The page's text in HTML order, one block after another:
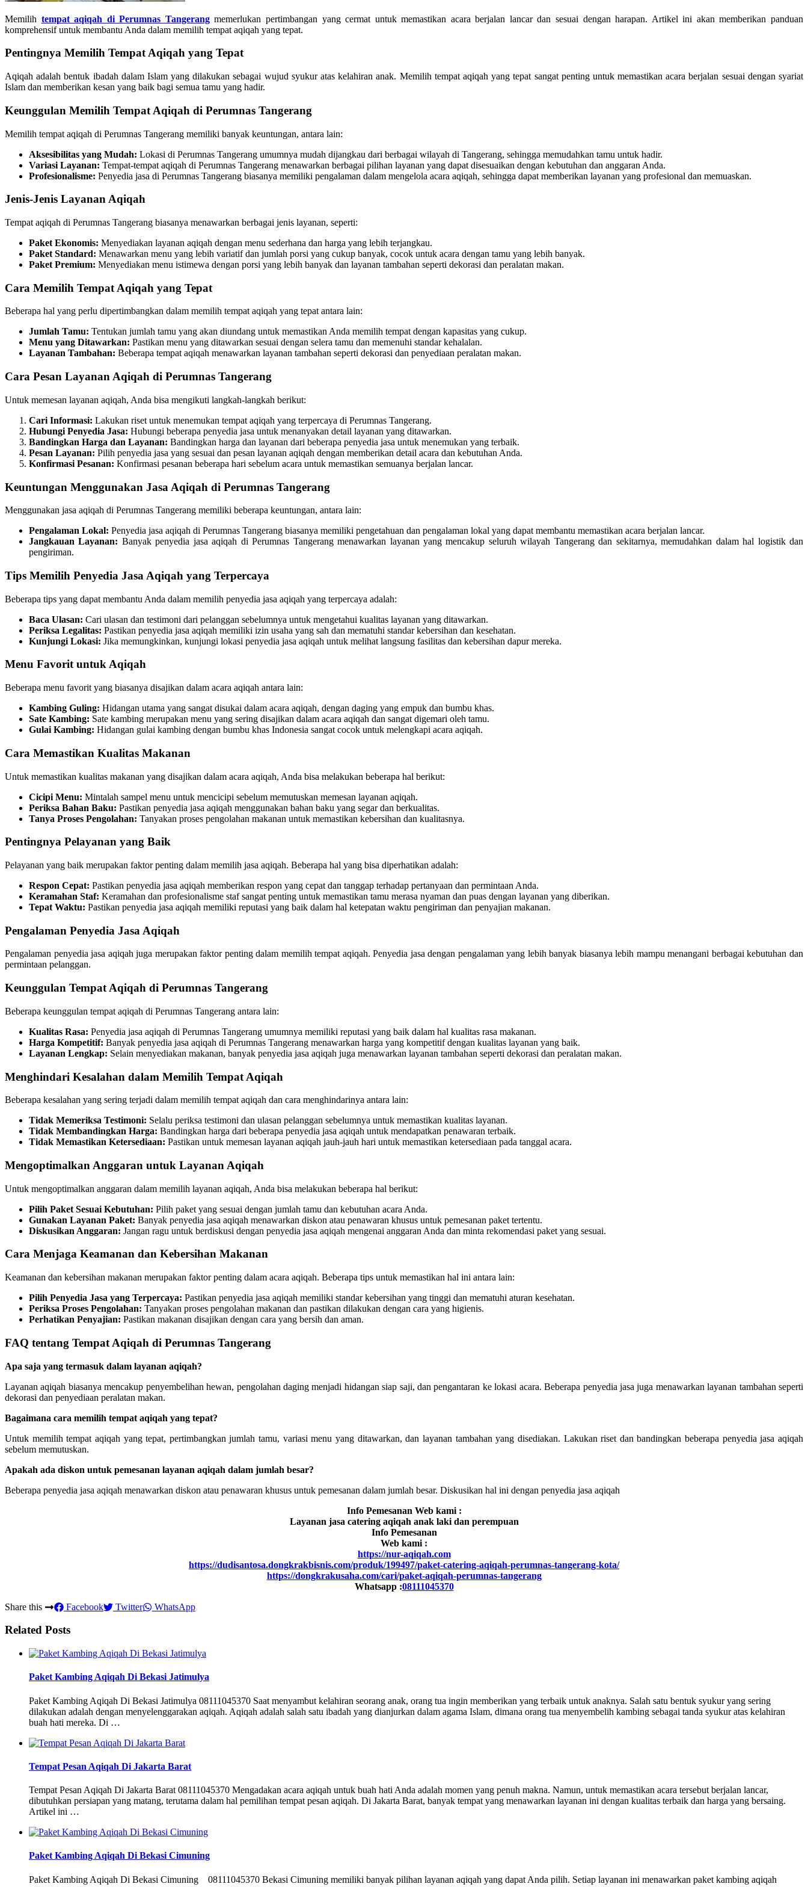
Memilih tempat aqiqah di Perumnas Tangerangmemerlukan pertimbangan yang cermat untuk memastikan acara berjalan lancar dan sesuai dengan harapan. Artikel ini akan memberikan panduan
komprehensif untuk membantu Anda dalam memilih tempat aqiqah yang tepat.
Pentingnya Memilih Tempat Aqiqah yang Tepat
Aqiqah adalah bentuk ibadah dalam Islam yang dilakukan sebagai wujud syukur atas kelahiran anak. Memilih tempat aqiqah yang tepat sangat penting untuk memastikan acara berjalan sesuai dengan syariat
Islam dan memberikan kesan yang baik bagi semua tamu yang hadir.
Keunggulan Memilih Tempat Aqiqah di Perumnas Tangerang
Memilih tempat aqiqah di Perumnas Tangerang memiliki banyak keuntungan, antara lain:
Aksesibilitas yang Mudah: Lokasi di Perumnas Tangerang umumnya mudah dijangkau dari berbagai wilayah di Tangerang, sehingga memudahkan tamu untuk hadir.
Variasi Layanan: Tempat-tempat aqiqah di Perumnas Tangerang menawarkan berbagai pilihan layanan yang dapat disesuaikan dengan kebutuhan dan anggaran Anda.
Profesionalisme: Penyedia jasa di Perumnas Tangerang biasanya memiliki pengalaman dalam mengelola acara aqiqah, sehingga dapat memberikan layanan yang profesional dan memuaskan.
Jenis-Jenis Layanan Aqiqah
Tempat aqiqah di Perumnas Tangerang biasanya menawarkan berbagai jenis layanan, seperti:
Paket Ekonomis: Menyediakan layanan aqiqah dengan menu sederhana dan harga yang lebih terjangkau.
Paket Standard: Menawarkan menu yang lebih variatif dan jumlah porsi yang cukup banyak, cocok untuk acara dengan tamu yang lebih banyak.
Paket Premium: Menyediakan menu istimewa dengan porsi yang lebih banyak dan layanan tambahan seperti dekorasi dan peralatan makan.
Cara Memilih Tempat Aqiqah yang Tepat
Beberapa hal yang perlu dipertimbangkan dalam memilih tempat aqiqah yang tepat antara lain:
Jumlah Tamu: Tentukan jumlah tamu yang akan diundang untuk memastikan Anda memilih tempat dengan kapasitas yang cukup.
Menu yang Ditawarkan: Pastikan menu yang ditawarkan sesuai dengan selera tamu dan memenuhi standar kehalalan.
Layanan Tambahan: Beberapa tempat aqiqah menawarkan layanan tambahan seperti dekorasi dan penyediaan peralatan makan.
Cara Pesan Layanan Aqiqah di Perumnas Tangerang
Untuk memesan layanan aqiqah, Anda bisa mengikuti langkah-langkah berikut:
Cari Informasi: Lakukan riset untuk menemukan tempat aqiqah yang terpercaya di Perumnas Tangerang.
Hubungi Penyedia Jasa: Hubungi beberapa penyedia jasa untuk menanyakan detail layanan yang ditawarkan.
Bandingkan Harga dan Layanan: Bandingkan harga dan layanan dari beberapa penyedia jasa untuk menemukan yang terbaik.
Pesan Layanan: Pilih penyedia jasa yang sesuai dan pesan layanan aqiqah dengan memberikan detail acara dan kebutuhan Anda.
Konfirmasi Pesanan: Konfirmasi pesanan beberapa hari sebelum acara untuk memastikan semuanya berjalan lancar.
Keuntungan Menggunakan Jasa Aqiqah di Perumnas Tangerang
Menggunakan jasa aqiqah di Perumnas Tangerang memiliki beberapa keuntungan, antara lain:
Pengalaman Lokal: Penyedia jasa aqiqah di Perumnas Tangerang biasanya memiliki pengetahuan dan pengalaman lokal yang dapat membantu memastikan acara berjalan lancar.
Jangkauan Layanan: Banyak penyedia jasa aqiqah di Perumnas Tangerang menawarkan layanan yang mencakup seluruh wilayah Tangerang dan sekitarnya, memudahkan dalam hal logistik dan
pengiriman.
Tips Memilih Penyedia Jasa Aqiqah yang Terpercaya
Beberapa tips yang dapat membantu Anda dalam memilih penyedia jasa aqiqah yang terpercaya adalah:
Baca Ulasan: Cari ulasan dan testimoni dari pelanggan sebelumnya untuk mengetahui kualitas layanan yang ditawarkan.
Periksa Legalitas: Pastikan penyedia jasa aqiqah memiliki izin usaha yang sah dan mematuhi standar kebersihan dan kesehatan.
Kunjungi Lokasi: Jika memungkinkan, kunjungi lokasi penyedia jasa aqiqah untuk melihat langsung fasilitas dan kebersihan dapur mereka.
Menu Favorit untuk Aqiqah
Beberapa menu favorit yang biasanya disajikan dalam acara aqiqah antara lain:
Kambing Guling: Hidangan utama yang sangat disukai dalam acara aqiqah, dengan daging yang empuk dan bumbu khas.
Sate Kambing: Sate kambing merupakan menu yang sering disajikan dalam acara aqiqah dan sangat digemari oleh tamu.
Gulai Kambing: Hidangan gulai kambing dengan bumbu khas Indonesia sangat cocok untuk melengkapi acara aqiqah.
Cara Memastikan Kualitas Makanan
Untuk memastikan kualitas makanan yang disajikan dalam acara aqiqah, Anda bisa melakukan beberapa hal berikut:
Cicipi Menu: Mintalah sampel menu untuk mencicipi sebelum memutuskan memesan layanan aqiqah.
Periksa Bahan Baku: Pastikan penyedia jasa aqiqah menggunakan bahan baku yang segar dan berkualitas.
Tanya Proses Pengolahan: Tanyakan proses pengolahan makanan untuk memastikan kebersihan dan kualitasnya.
Pentingnya Pelayanan yang Baik
Pelayanan yang baik merupakan faktor penting dalam memilih jasa aqiqah. Beberapa hal yang bisa diperhatikan adalah:
Respon Cepat: Pastikan penyedia jasa aqiqah memberikan respon yang cepat dan tanggap terhadap pertanyaan dan permintaan Anda.
Keramahan Staf: Keramahan dan profesionalisme staf sangat penting untuk memastikan tamu merasa nyaman dan puas dengan layanan yang diberikan.
Tepat Waktu: Pastikan penyedia jasa aqiqah memiliki reputasi yang baik dalam hal ketepatan waktu pengiriman dan penyajian makanan.
Pengalaman Penyedia Jasa Aqiqah
Pengalaman penyedia jasa aqiqah juga merupakan faktor penting dalam memilih tempat aqiqah. Penyedia jasa dengan pengalaman yang lebih banyak biasanya lebih mampu menangani berbagai kebutuhan dan
permintaan pelanggan.
Keunggulan Tempat Aqiqah di Perumnas Tangerang
Beberapa keunggulan tempat aqiqah di Perumnas Tangerang antara lain:
Kualitas Rasa: Penyedia jasa aqiqah di Perumnas Tangerang umumnya memiliki reputasi yang baik dalam hal kualitas rasa makanan.
Harga Kompetitif: Banyak penyedia jasa aqiqah di Perumnas Tangerang menawarkan harga yang kompetitif dengan kualitas layanan yang baik.
Layanan Lengkap: Selain menyediakan makanan, banyak penyedia jasa aqiqah juga menawarkan layanan tambahan seperti dekorasi dan peralatan makan.
Menghindari Kesalahan dalam Memilih Tempat Aqiqah
Beberapa kesalahan yang sering terjadi dalam memilih tempat aqiqah dan cara menghindarinya antara lain:
Tidak Memeriksa Testimoni: Selalu periksa testimoni dan ulasan pelanggan sebelumnya untuk memastikan kualitas layanan.
Tidak Membandingkan Harga: Bandingkan harga dari beberapa penyedia jasa aqiqah untuk mendapatkan penawaran terbaik.
Tidak Memastikan Ketersediaan: Pastikan untuk memesan layanan aqiqah jauh-jauh hari untuk memastikan ketersediaan pada tanggal acara.
Mengoptimalkan Anggaran untuk Layanan Aqiqah
Untuk mengoptimalkan anggaran dalam memilih layanan aqiqah, Anda bisa melakukan beberapa hal berikut:
Pilih Paket Sesuai Kebutuhan: Pilih paket yang sesuai dengan jumlah tamu dan kebutuhan acara Anda.
Gunakan Layanan Paket: Banyak penyedia jasa aqiqah menawarkan diskon atau penawaran khusus untuk pemesanan paket tertentu.
Diskusikan Anggaran: Jangan ragu untuk berdiskusi dengan penyedia jasa aqiqah mengenai anggaran Anda dan minta rekomendasi paket yang sesuai.
Cara Menjaga Keamanan dan Kebersihan Makanan
Keamanan dan kebersihan makanan merupakan faktor penting dalam acara aqiqah. Beberapa tips untuk memastikan hal ini antara lain:
Pilih Penyedia Jasa yang Terpercaya: Pastikan penyedia jasa aqiqah memiliki standar kebersihan yang tinggi dan mematuhi aturan kesehatan.
Periksa Proses Pengolahan: Tanyakan proses pengolahan makanan dan pastikan dilakukan dengan cara yang higienis.
Perhatikan Penyajian: Pastikan makanan disajikan dengan cara yang bersih dan aman.
FAQ tentang Tempat Aqiqah di Perumnas Tangerang
Apa saja yang termasuk dalam layanan aqiqah?
Layanan aqiqah biasanya mencakup penyembelihan hewan, pengolahan daging menjadi hidangan siap saji, dan pengantaran ke lokasi acara. Beberapa penyedia jasa juga menawarkan layanan tambahan seperti
dekorasi dan penyediaan peralatan makan.
Bagaimana cara memilih tempat aqiqah yang tepat?
Untuk memilih tempat aqiqah yang tepat, pertimbangkan jumlah tamu, variasi menu yang ditawarkan, dan layanan tambahan yang disediakan. Lakukan riset dan bandingkan beberapa penyedia jasa aqiqah
sebelum memutuskan.
Apakah ada diskon untuk pemesanan layanan aqiqah dalam jumlah besar?
Beberapa penyedia jasa aqiqah menawarkan diskon atau penawaran khusus untuk pemesanan dalam jumlah besar. Diskusikan hal ini dengan penyedia jasa aqiqah
Info Pemesanan Web kami :
Layanan jasa catering aqiqah anak laki dan perempuan
Info Pemesanan
Web kami :
https://nur-aqiqah.com
https://dudisantosa.dongkrakbisnis.com/produk/199497/paket-catering-aqiqah-perumnas-tangerang-kota/
https://dongkrakusaha.com/cari/paket-aqiqah-perumnas-tangerang
Whatsapp :08111045370
Share this
Facebook Twitter WhatsApp
Related Posts
Paket Kambing Aqiqah Di Bekasi Jatimulya
Paket Kambing Aqiqah Di Bekasi Jatimulya 08111045370 Saat menyambut kelahiran seorang anak, orang tua ingin memberikan yang terbaik untuk anaknya. Salah satu bentuk syukur yang sering
dilakukan adalah dengan menyelenggarakan aqiqah. Aqiqah adalah salah satu ibadah yang dianjurkan dalam agama Islam, dimana orang tua menyembelih kambing sebagai tanda syukur atas kelahiran
buah hati mereka. Di …
Tempat Pesan Aqiqah Di Jakarta Barat
Tempat Pesan Aqiqah Di Jakarta Barat 08111045370 Mengadakan acara aqiqah untuk buah hati Anda adalah momen yang penuh makna. Namun, untuk memastikan acara tersebut berjalan lancar,
dibutuhkan persiapan yang matang, terutama dalam hal pemilihan tempat pesan aqiqah. Di Jakarta Barat, banyak tempat yang menawarkan layanan ini dengan kualitas terbaik dan harga yang bersaing.
Artikel ini …
Paket Kambing Aqiqah Di Bekasi Cimuning
Paket Kambing Aqiqah Di Bekasi Cimuning 08111045370 Bekasi Cimuning memiliki banyak pilihan layanan aqiqah yang dapat Anda pilih. Setiap layanan ini menawarkan paket kambing aqiqah